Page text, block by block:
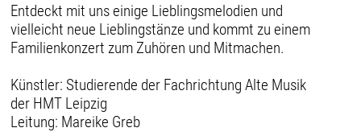
Entdeckt mit uns einige Lieblingsmelodien und
vielleicht neue Lieblingstänze und kommt zu einem
Familienkonzert zum Zuhören und Mitmachen.
Künstler: Studierende der Fachrichtung Alte Musik
der HMT Leipzig
Leitung: Mareike Greb